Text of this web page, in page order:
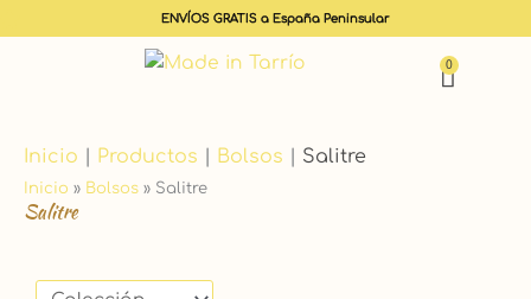
ENVÍOS GRATIS a España Peninsular
0
Inicio Productos Bolsos Salitre
Inicio » Bolsos » Salitre
Salitre